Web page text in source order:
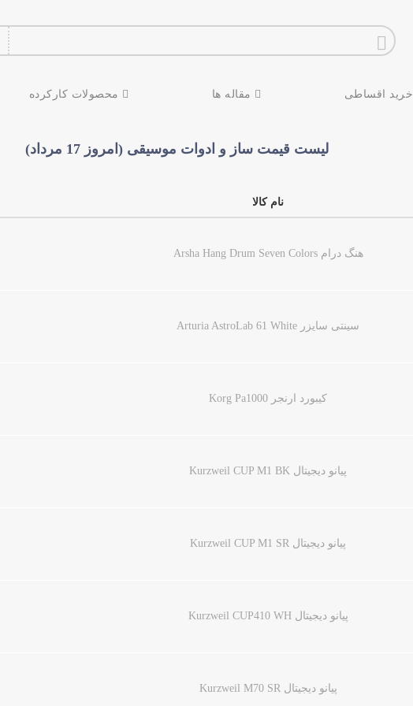
خرید اقساطی مقاله ها محصولات کارکرده
لیست قیمت ساز و ادوات موسیقی (امروز 17 مرداد)
نام کالا
هنگ درام Arsha Hang Drum Seven Colors
سینتی سایزر Arturia AstroLab 61 White
کیبورد ارنجر Korg Pa1000
پیانو دیجیتال Kurzweil CUP M1 BK
پیانو دیجیتال Kurzweil CUP M1 SR
پیانو دیجیتال Kurzweil CUP410 WH
پیانو دیجیتال Kurzweil M70 SR